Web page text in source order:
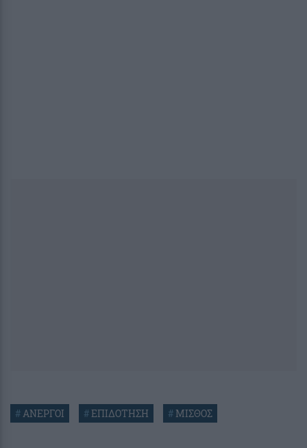
# ΑΝΕΡΓΟΙ #ΕΠΙΔΟΤΗΣΗ # ΜΙΣΘΟΣ